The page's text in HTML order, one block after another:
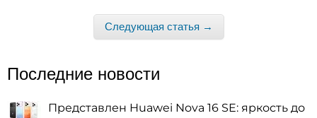
Следующая статья →
Последние новости
Представлен Huawei Nova 16 SE: яркость до